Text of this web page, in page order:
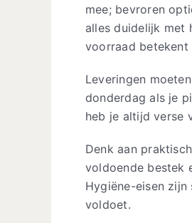
mee; bevroren
alles duidelijk met
voorraad
Leveringen
donderdag als je
heb je altijd verse
Denk aan
voldoende bestek
Hygiëne-eisen
voldoet.